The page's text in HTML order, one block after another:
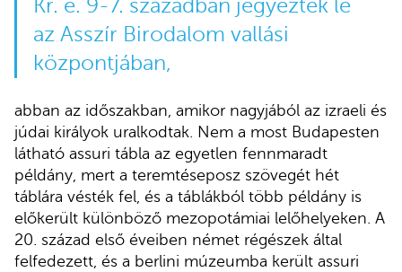
Kr. e. 9-7. században jegyeztek le
az Asszír Birodalom vallási
központjában,
abban az időszakban, amikor nagyjából az izraeli és
júdai királyok uralkodtak. Nem a most Budapesten
látható assuri tábla az egyetlen fennmaradt
példány, mert a teremtéseposz szövegét hét
táblára vésték fel, és a táblákból több példány is
előkerült különböző mezopotámiai lelőhelyeken. A
20. század első éveiben német régészek által
felfedezett, és a berlini múzeumba került assuri